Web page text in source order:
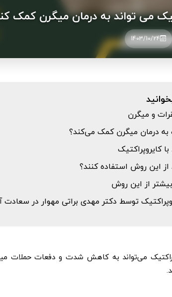
می تواند به درمان میگرن کمک
1403/10/24
و میگرن
به درمان میگرن کمک می‌کند؟
کایروپراکتیک
این روش استفاده کنند؟
از این روش
توسط دکتر مهدی براتی مهوار در سعادت
می‌تواند به کاهش شدت و دفعات حملات